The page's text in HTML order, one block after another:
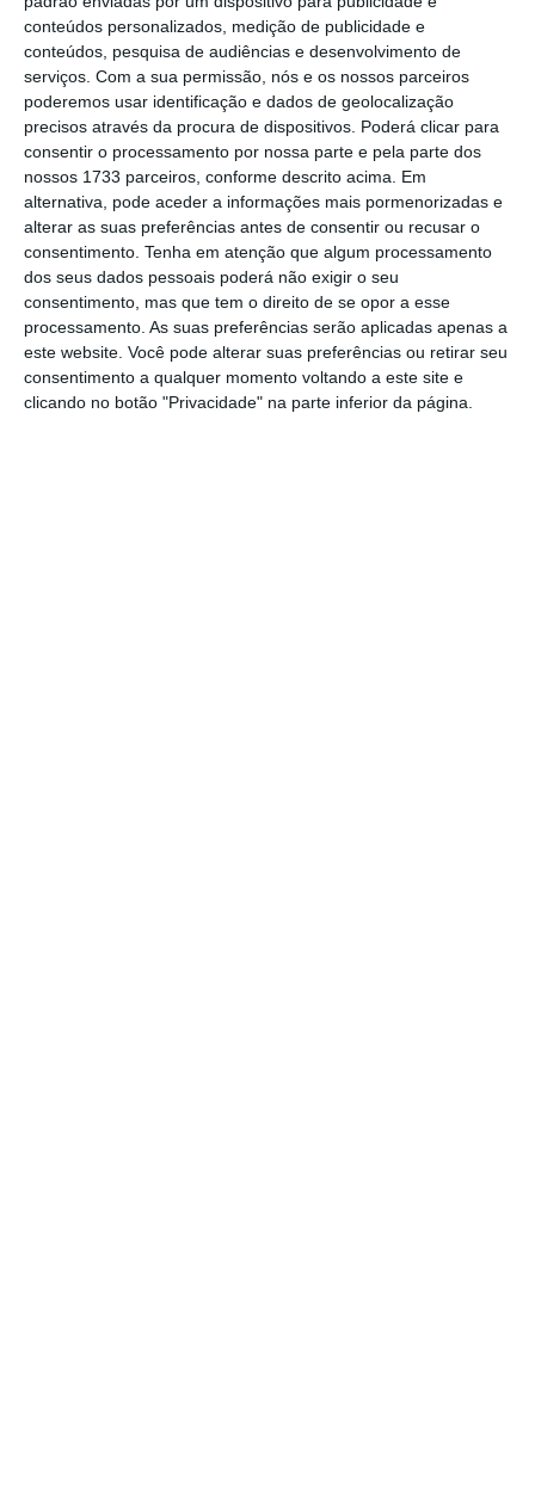
conteúdos personalizados, medição de publicidade e
conteúdos, pesquisa de audiências e desenvolvimento de
serviços. Com a sua permissão, nós e os nossos parceiros
poderemos usar identificação e dados de geolocalização
precisos através da procura de dispositivos. Poderá clicar para
consentir o processamento por nossa parte e pela parte dos
nossos 1733 parceiros, conforme descrito acima. Em
alternativa, pode aceder a informações mais pormenorizadas e
alterar as suas preferências antes de consentir ou recusar o
consentimento. Tenha em atenção que algum processamento
dos seus dados pessoais poderá não exigir o seu
consentimento, mas que tem o direito de se opor a esse
processamento. As suas preferências serão aplicadas apenas a
este website. Você pode alterar suas preferências ou retirar seu
consentimento a qualquer momento voltando a este site e
clicando no botão "Privacidade" na parte inferior da página.
acontecer só no final deste mês“, lembra o
constitucionalista José Moreira da Silva.
Questionado pelo ECO, fonte oficial do
Tribunal Constitucional respondeu que “o
processo relativo à fiscalização abstrata
sucessiva da constitucionalidade de normas
da Lei nº 45/2024, de 27/12, proposto pelo
Ministério Público, ainda não tem data
previsível para a prolação de acórdão”.